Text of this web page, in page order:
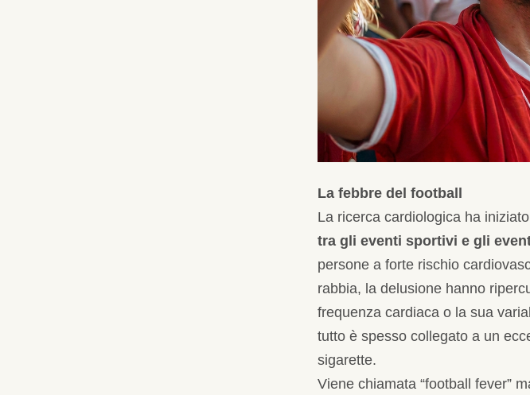
La febbre del football
La ricerca cardiologica ha
tra gli eventi sportivi e gli
persone a forte rischio
rabbia, la delusione hanno
frequenza cardiaca o la sua
tutto è spesso collegato a un
sigarette.
Viene chiamata “football fever”